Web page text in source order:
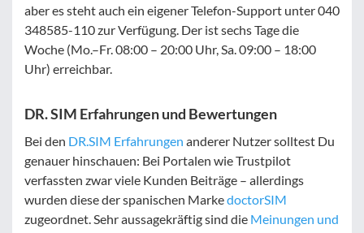
aber es steht auch ein eigener Telefon-Support unter 040
348585-110 zur Verfügung. Der ist sechs Tage die
Woche (Mo.–Fr. 08:00 – 20:00 Uhr, Sa. 09:00 – 18:00
Uhr) erreichbar.
DR. SIM Erfahrungen und Bewertungen
Bei den DR.SIM Erfahrungen anderer Nutzer solltest Du
genauer hinschauen: Bei Portalen wie Trustpilot
verfassten zwar viele Kunden Beiträge – allerdings
wurden diese der spanischen MarkedoctorSIM
zugeordnet. Sehr aussagekräftig sind die Meinungen und